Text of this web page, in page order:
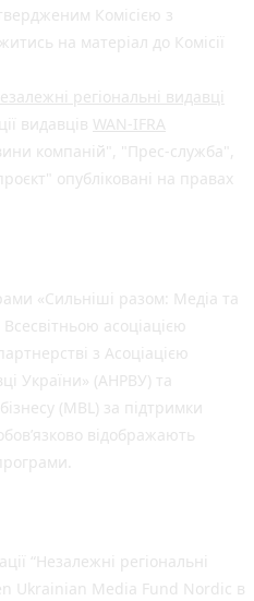
Комісією з
на матеріал до Комісії
регіональні видавці
видавців WAN-IFRA
компаній", "Прес-служба",
опубліковані на правах
«Сильніші разом: Медіа та
асоціацією
з Асоціацією
України» (АНРВУ) та
(MBL) за підтримки
відображають
“Незалежні регіональні
Ukrainian Media Fund Nordic в